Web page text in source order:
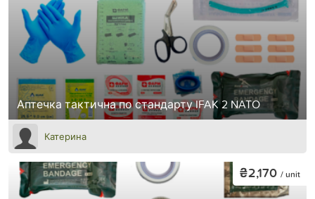
Аптечка тактична по стандарту IFAK 2 NATO
Катерина
₴2,170 / unit